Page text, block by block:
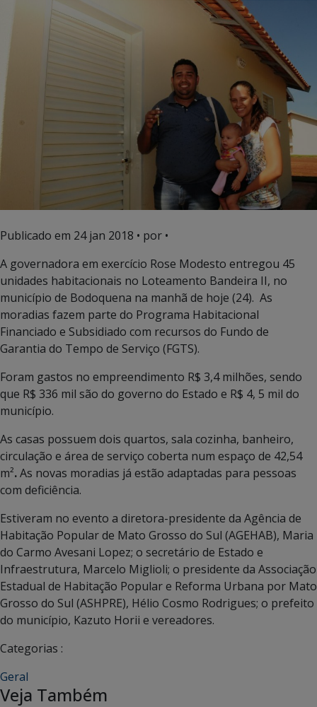
Publicado em 24 jan 2018 • por •
A governadora em exercício Rose Modesto entregou 45
unidades habitacionais no Loteamento Bandeira II, no
município de Bodoquena na manhã de hoje (24). As
moradias fazem parte do Programa Habitacional
Financiado e Subsidiado com recursos do Fundo de
Garantia do Tempo de Serviço (FGTS).
Foram gastos no empreendimento R$ 3,4 milhões, sendo
que R$ 336 mil são do governo do Estado e R$ 4, 5 mil do
município.
As casas possuem dois quartos, sala cozinha, banheiro,
circulação e área de serviço coberta num espaço de 42,54
m².As novas moradias já estão adaptadas para pessoas
com deficiência.
Estiveram no evento a diretora-presidente da Agência de
Habitação Popular de Mato Grosso do Sul (AGEHAB), Maria
do Carmo Avesani Lopez; o secretário de Estado e
Infraestrutura, Marcelo Miglioli; o presidente da Associação
Estadual de Habitação Popular e Reforma Urbana por Mato
Grosso do Sul (ASHPRE), Hélio Cosmo Rodrigues; o prefeito
do município, Kazuto Horii e vereadores.
Categorias :
Geral
Veja Também